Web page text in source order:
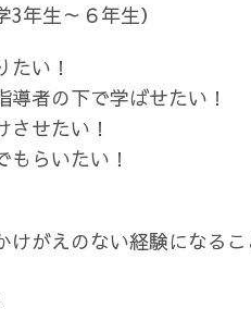
年生～６年生）
い！
者の下で学ばせたい！
せたい！
らいたい！
がえのない経験になるこ